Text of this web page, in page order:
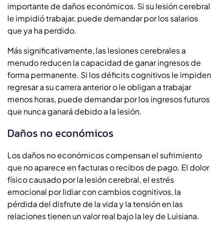
importante de daños económicos. Si su lesión cerebral
le impidió trabajar, puede demandar por los salarios
que ya ha perdido.
Más significativamente, las lesiones cerebrales a
menudo reducen la capacidad de ganar ingresos de
forma permanente. Si los déficits cognitivos le impiden
regresar a su carrera anterior o le obligan a trabajar
menos horas, puede demandar por los ingresos futuros
que nunca ganará debido a la lesión.
Daños no económicos
Los daños no económicos compensan el sufrimiento
que no aparece en facturas o recibos de pago. El dolor
físico causado por la lesión cerebral, el estrés
emocional por lidiar con cambios cognitivos, la
pérdida del disfrute de la vida y la tensión en las
relaciones tienen un valor real bajo la ley de Luisiana.